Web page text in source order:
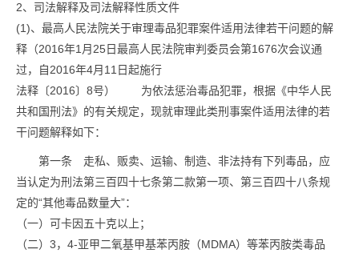
2、司法解释及司法解释性质文件
(1)、最高人民法院关于审理毒品犯罪案件适用法律若干问题的解
释（2016年1月25日最高人民法院审判委员会第1676次会议通
过，自2016年4月11日起施行
法释〔2016〕8号） 为依法惩治毒品犯罪，根据《中华人民
共和国刑法》的有关规定，现就审理此类刑事案件适用法律的若
干问题解释如下：
第一条 走私、贩卖、运输、制造、非法持有下列毒品，应
当认定为刑法第三百四十七条第二款第一项、第三百四十八条规
定的“其他毒品数量大”：
（一）可卡因五十克以上；
（二）3，4-亚甲二氧基甲基苯丙胺（MDMA）等苯丙胺类毒品